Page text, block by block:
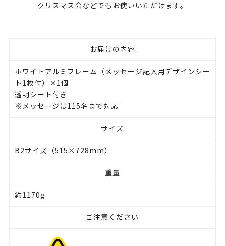
クリスマス会などでもお使いいただけます。
お届けの内容
ホワイトアルミフレーム（メッセージ記入用デザインシー
ト1枚付）×1個
透明シート付き
※メッセージは115名まで対応
サイズ
B2サイズ（515×728mm）
重量
約1170g
ご注意ください